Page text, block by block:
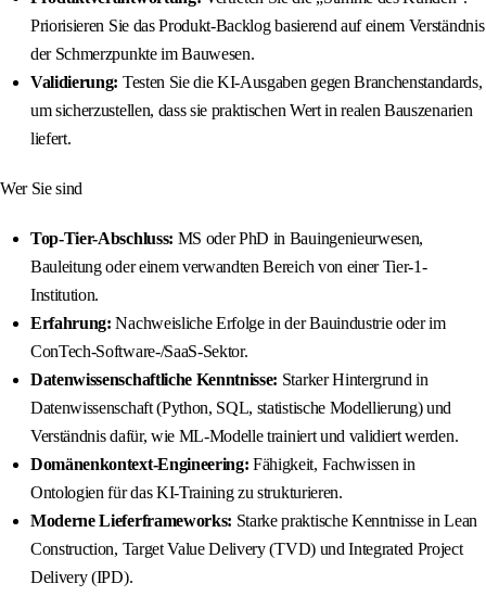
Priorisieren Sie das Produkt-Backlog basierend auf einem Verständnis
der Schmerzpunkte im Bauwesen.
Validierung: Testen Sie die KI-Ausgaben gegen Branchenstandards,
um sicherzustellen, dass sie praktischen Wert in realen Bauszenarien
liefert.
Wer Sie sind
Top-Tier-Abschluss: MS oder PhD in Bauingenieurwesen,
Bauleitung oder einem verwandten Bereich von einer Tier-1-
Institution.
Erfahrung: Nachweisliche Erfolge in der Bauindustrie oder im
ConTech-Software-/SaaS-Sektor.
Datenwissenschaftliche Kenntnisse: Starker Hintergrund in
Datenwissenschaft (Python, SQL, statistische Modellierung) und
Verständnis dafür, wie ML-Modelle trainiert und validiert werden.
Domänenkontext-Engineering: Fähigkeit, Fachwissen in
Ontologien für das KI-Training zu strukturieren.
Moderne Lieferframeworks: Starke praktische Kenntnisse in Lean
Construction, Target Value Delivery (TVD) und Integrated Project
Delivery (IPD).